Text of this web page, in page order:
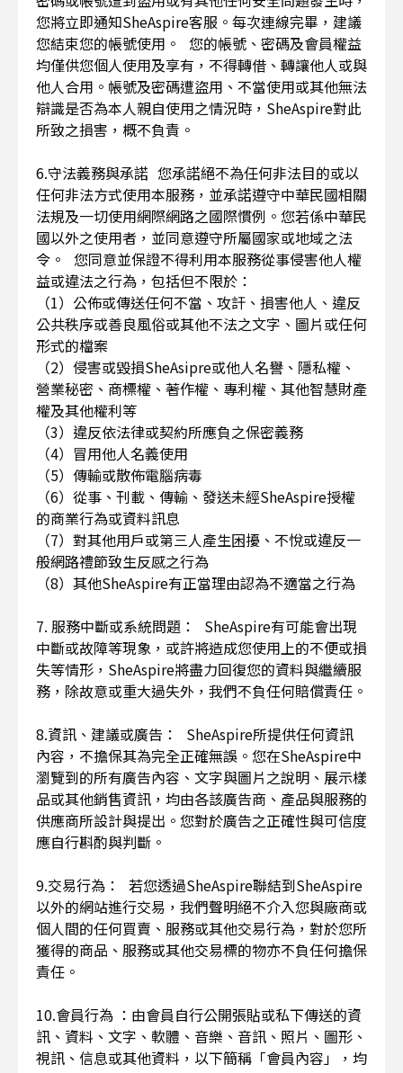
您將立即通知SheAspire客服。每次連線完畢，建議
您結束您的帳號使用。 您的帳號、密碼及會員權益
均僅供您個人使用及享有，不得轉借、轉讓他人或與
他人合用。帳號及密碼遭盜用、不當使用或其他無法
辯識是否為本人親自使用之情況時，SheAspire對此
所致之損害，概不負責。
6.守法義務與承諾 您承諾絕不為任何非法目的或以
任何非法方式使用本服務，並承諾遵守中華民國相關
法規及一切使用網際網路之國際慣例。您若係中華民
國以外之使用者，並同意遵守所屬國家或地域之法
令。 您同意並保證不得利用本服務從事侵害他人權
益或違法之行為，包括但不限於：
（1）公佈或傳送任何不當、攻訐、損害他人、違反
公共秩序或善良風俗或其他不法之文字、圖片或任何
形式的檔案
（2）侵害或毀損SheAsipre或他人名譽、隱私權、
營業秘密、商標權、著作權、專利權、其他智慧財產
權及其他權利等
（3）違反依法律或契約所應負之保密義務
（4）冒用他人名義使用
（5）傳輸或散佈電腦病毒
（6）從事、刊載、傳輸、發送未經SheAspire授權
的商業行為或資料訊息
（7）對其他用戶或第三人產生困擾、不悅或違反一
般網路禮節致生反感之行為
（8）其他SheAspire有正當理由認為不適當之行為
7. 服務中斷或系統問題： SheAspire有可能會出現
中斷或故障等現象，或許將造成您使用上的不便或損
失等情形，SheAspire將盡力回復您的資料與繼續服
務，除故意或重大過失外，我們不負任何賠償責任。
8.資訊、建議或廣告： SheAspire所提供任何資訊
內容，不擔保其為完全正確無誤。您在SheAspire中
瀏覽到的所有廣告內容、文字與圖片之說明、展示樣
品或其他銷售資訊，均由各該廣告商、產品與服務的
供應商所設計與提出。您對於廣告之正確性與可信度
應自行斟酌與判斷。
9.交易行為： 若您透過SheAspire聯結到SheAspire
以外的網站進行交易，我們聲明絕不介入您與廠商或
個人間的任何買賣、服務或其他交易行為，對於您所
獲得的商品、服務或其他交易標的物亦不負任何擔保
責任。
10.會員行為 ：由會員自行公開張貼或私下傳送的資
訊、資料、文字、軟體、音樂、音訊、照片、圖形、
視訊、信息或其他資料，以下簡稱「會員內容」，均